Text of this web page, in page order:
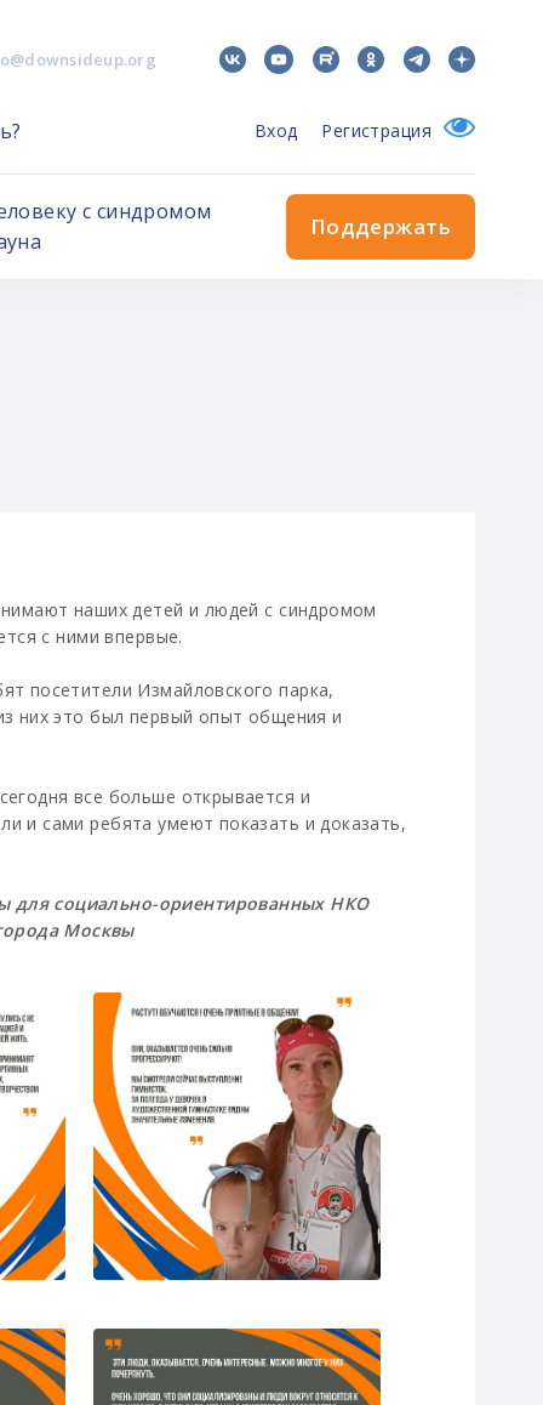
Вход Регистрация
с синдромом
Поддержать
наших детей и людей с синдромом
с ними впервые.
посетители Измайловского парка,
них это был первый опыт общения и
все больше открывается и
и сами ребята умеют показать и доказать,
для социально-ориентированных НКО
Москвы